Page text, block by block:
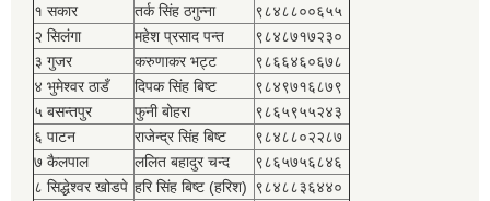
१ सकार
तर्क सिंह ठगुन्‍ना
९८४८८००६५५
२ सिलंगा
महेश प्रसाद पन्त
९८४८७१७२३०
३ गुजर
करुणाकर भट्ट
९८६६४६०६७८
४ भुमेश्‍वर ठाडँ
दिपक सिंह बिष्‍ट
९८४९७१६८७९
५ बसन्तपुर
फुनी बोहरा
९८६५९५५२४३
६ पाटन
राजेन्द्र सिंह बिष्‍ट
९८४८८०२२८७
७ कैलपाल
ललित बहादुर चन्द
९८६५७५६८४६
८ सिद्धेश्‍वर खोडपे हरि सिंह बिष्‍ट (हरिश) ९८४८८३६४४०